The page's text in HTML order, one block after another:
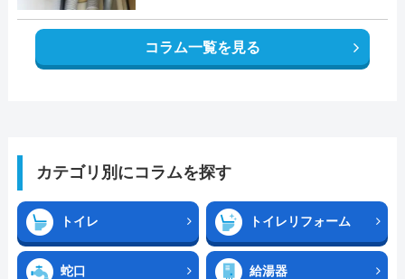
コラム一覧を見る
カテゴリ別にコラムを探す
トイレ トイレリフォーム
蛇口 給湯器